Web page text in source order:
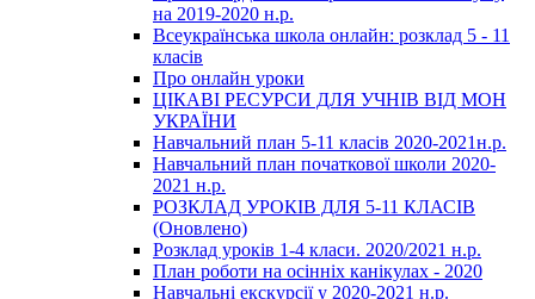
на 2019-2020 н.р.
Всеукраїнська школа онлайн: розклад 5 - 11
класів
Про онлайн уроки
ЦІКАВІ РЕСУРСИ ДЛЯ УЧНІВ ВІД МОН
УКРАЇНИ
Навчальний план 5-11 класів 2020-2021н.р.
Навчальний план початкової школи 2020-
2021 н.р.
РОЗКЛАД УРОКІВ ДЛЯ 5-11 КЛАСІВ
(Оновлено)
Розклад уроків 1-4 класи. 2020/2021 н.р.
План роботи на осінніх канікулах - 2020
Навчальні екскурсії у 2020-2021 н.р.